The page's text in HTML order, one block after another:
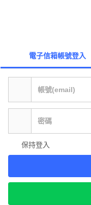
電子信箱帳號登入
保持登入